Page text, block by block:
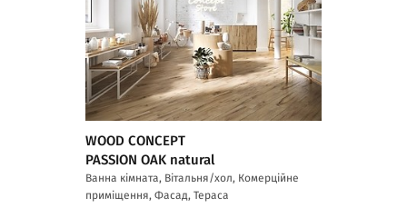
WOOD CONCEPT
PASSION OAK natural
Ванна кімната, Вітальня/хол, Комерційне
приміщення, Фасад, Тераса